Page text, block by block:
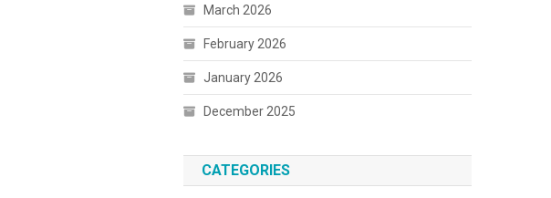
March 2026
February 2026
January 2026
December 2025
CATEGORIES